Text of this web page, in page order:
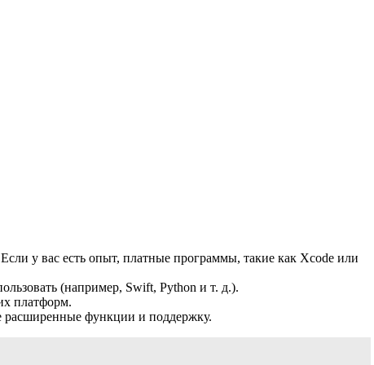
у вас есть опыт, платные программы, такие как Xcode или
(например, Swift, Python и т. д.).
платформ.
расширенные функции и поддержку.